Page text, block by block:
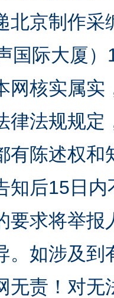
北京制作
国际大厦
网核实属
律法规规
有陈述权
知后15日
要求将举
。如涉及
无责！对